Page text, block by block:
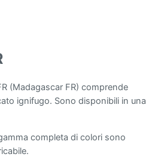
(Madagascar FR) comprende
ignifugo. Sono disponibili in una
completa di colori sono